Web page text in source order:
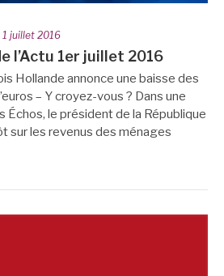
1 juillet 2016
l’Actu 1er juillet 2016
Hollande annonce une baisse des
– Y croyez-vous ? Dans une
Échos, le président de la République
sur les revenus des ménages